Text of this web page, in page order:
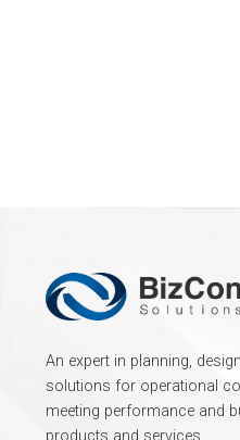
An expert in planning,
solutions for operational
meeting performance and